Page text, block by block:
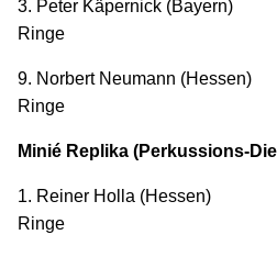
3. Peter
Ringe
9. Norbert
Ringe
Minié Replika (Perkussions-
1. Reiner Holla
Ringe